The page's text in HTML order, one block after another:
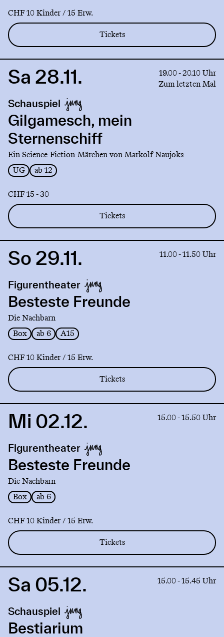
CHF 10 Kinder / 15 Erw.
Tickets
Link
Gilgamesch,
mein
Sternenschiff
Sa 28.11.
19.00 - 20.10 Uhr
Zum letzten Mal
Schauspiel
Gilgamesch, mein
Sternenschiff
Ein Science-Fiction-Märchen von Markolf Naujoks
UG
ab 12
CHF 15 - 30
Tickets
Link
Besteste
Freunde
So 29.11. 11.00 - 11.50 Uhr
Figurentheater
Besteste Freunde
Die Nachbarn
Box
ab 6 A15
CHF 10 Kinder / 15 Erw.
Tickets
Link
Besteste
Freunde
Mi 02.12. 15.00 - 15.50 Uhr
Figurentheater
Besteste Freunde
Die Nachbarn
Box
ab 6
CHF 10 Kinder / 15 Erw.
Tickets
Link
Bestiarium
Sa 05.12. 15.00 - 15.45 Uhr
Schauspiel
Bestiarium